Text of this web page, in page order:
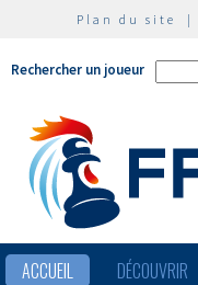
Plan du site |
Rechercher un joueur
ACCUEIL DÉCOUVRIR